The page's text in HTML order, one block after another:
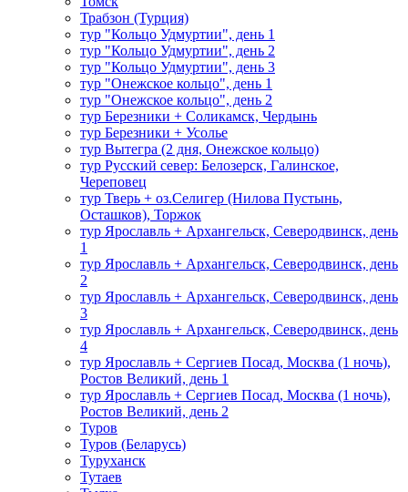
Трабзон (Турция)
тур "Кольцо Удмуртии", день 1
тур "Кольцо Удмуртии", день 2
тур "Кольцо Удмуртии", день 3
тур "Онежское кольцо", день 1
тур "Онежское кольцо", день 2
тур Березники + Соликамск, Чердынь
тур Березники + Усолье
тур Вытегра (2 дня, Онежское кольцо)
тур Русский север: Белозерск, Галинское,
Череповец
тур Тверь + оз.Селигер (Нилова Пустынь,
Осташков), Торжок
тур Ярославль + Архангельск, Северодвинск, день
1
тур Ярославль + Архангельск, Северодвинск, день
2
тур Ярославль + Архангельск, Северодвинск, день
3
тур Ярославль + Архангельск, Северодвинск, день
4
тур Ярославль + Сергиев Посад, Москва (1 ночь),
Ростов Великий, день 1
тур Ярославль + Сергиев Посад, Москва (1 ночь),
Ростов Великий, день 2
Туров
Туров (Беларусь)
Туруханск
Тутаев